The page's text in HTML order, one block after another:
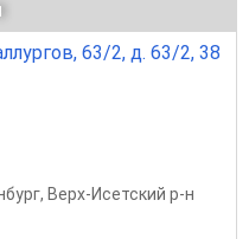
63/2, д. 63/2, 38
, Верх-Исетский р-н